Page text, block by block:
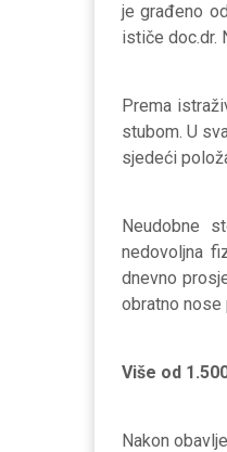
je građeno
ističe doc.dr.
Prema
stubom. U
sjedeći
Neudobne
nedovoljna
dnevno
obratno nose
Više od
Nakon